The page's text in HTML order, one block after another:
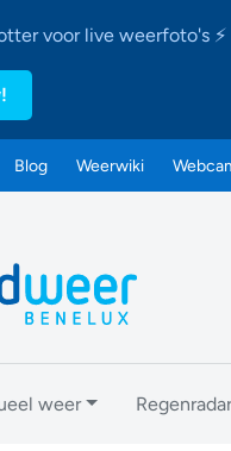
voor live weerfoto's ⚡
Blog Weerwiki
weer Regenradar